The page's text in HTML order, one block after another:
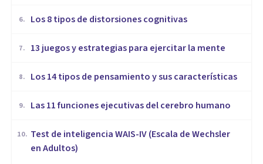
6. Los 8 tipos de distorsiones cognitivas
7. 13 juegos y estrategias para ejercitar la mente
8. Los 14 tipos de pensamiento y sus características
9. Las 11 funciones ejecutivas del cerebro humano
10. Test de inteligencia WAIS-IV (Escala de Wechsler
en Adultos)